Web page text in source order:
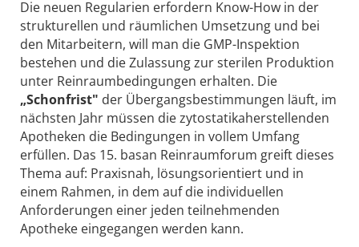
Die neuen Regularien erfordern Know-How in der
strukturellen und räumlichen Umsetzung und bei
den Mitarbeitern, will man die GMP-Inspektion
bestehen und die Zulassung zur sterilen Produktion
unter Reinraumbedingungen erhalten. Die
„Schonfrist" der Übergangsbestimmungen läuft, im
nächsten Jahr müssen die zytostatikaherstellenden
Apotheken die Bedingungen in vollem Umfang
erfüllen. Das 15. basan Reinraumforum greift dieses
Thema auf: Praxisnah, lösungsorientiert und in
einem Rahmen, in dem auf die individuellen
Anforderungen einer jeden teilnehmenden
Apotheke eingegangen werden kann.